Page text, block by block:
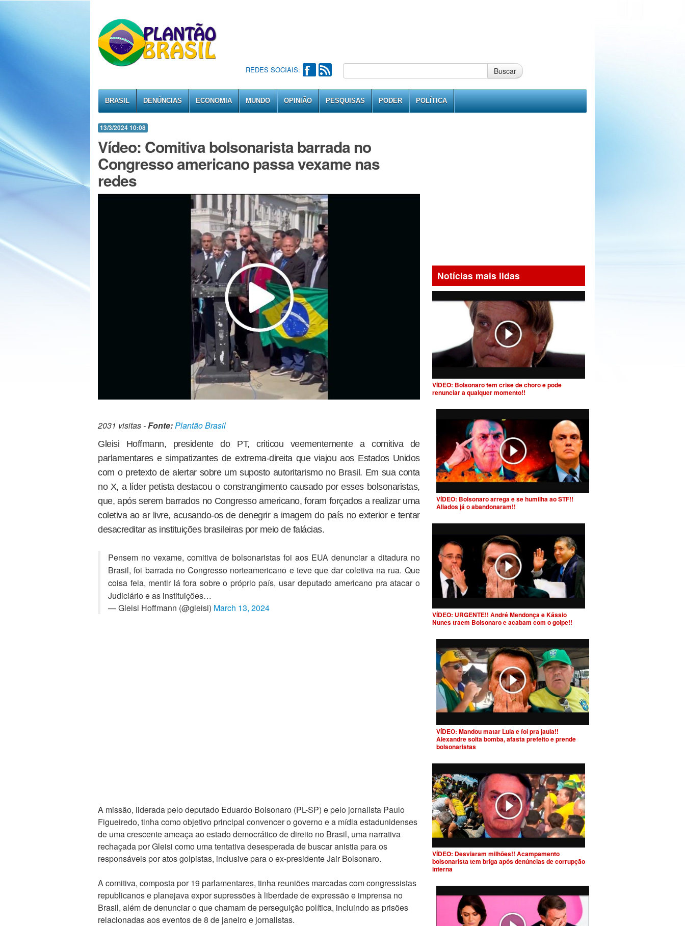
REDES SOCIAIS: Buscar
BRASIL DENÚNCIAS ECONOMIA MUNDO OPINIÃO PESQUISAS PODER POLÍTICA
13/3/2024 10:08
Vídeo: Comitiva bolsonarista barrada no
Congresso americano passa vexame nas
redes
2031 visitas -Fonte:Plantão Brasil
Gleisi Hoffmann, presidente do PT, criticou veementemente a comitiva de
parlamentares e simpatizantes de extrema-direita que viajou aos Estados Unidos
com o pretexto de alertar sobre um suposto autoritarismo no Brasil. Em sua conta
no X, a líder petista destacou o constrangimento causado por esses bolsonaristas,
que, após serem barrados no Congresso americano, foram forçados a realizar uma
coletiva ao ar livre, acusando-os de denegrir a imagem do país no exterior e tentar
desacreditar as instituições brasileiras por meio de falácias.
Pensem no vexame, comitiva de bolsonaristas foi aos EUA denunciar a ditadura no
Brasil, foi barrada no Congresso norteamericano e teve que dar coletiva na rua. Que
coisa feia, mentir lá fora sobre o próprio país, usar deputado americano pra atacar o
Judiciário e as instituições…
— Gleisi Hoffmann (@gleisi) March 13, 2024
A missão, liderada pelo deputado Eduardo Bolsonaro (PL-SP) e pelo jornalista Paulo
Figueiredo, tinha como objetivo principal convencer o governo e a mídia estadunidenses
de uma crescente ameaça ao estado democrático de direito no Brasil, uma narrativa
rechaçada por Gleisi como uma tentativa desesperada de buscar anistia para os
responsáveis por atos golpistas, inclusive para o ex-presidente Jair Bolsonaro.
A comitiva, composta por 19 parlamentares, tinha reuniões marcadas com congressistas
republicanos e planejava expor supressões à liberdade de expressão e imprensa no
Brasil, além de denunciar o que chamam de perseguição política, incluindo as prisões
relacionadas aos eventos de 8 de janeiro e jornalistas.
Notícias mais lidas
VÍDEO: Bolsonaro tem crise de choro e pode
renunciar a qualquer momento!!
VÍDEO: Bolsonaro arrega e se humilha ao STF!!
Aliados já o abandonaram!!
VÍDEO: URGENTE!! André Mendonça e Kássio
Nunes traem Bolsonaro e acabam com o golpe!!
VÍDEO: Mandou matar Lula e foi pra jaula!!
Alexandre solta bomba, afasta prefeito e prende
bolsonaristas
VÍDEO: Desviaram milhões!! Acampamento
bolsonarista tem briga após denúncias de corrupção
interna